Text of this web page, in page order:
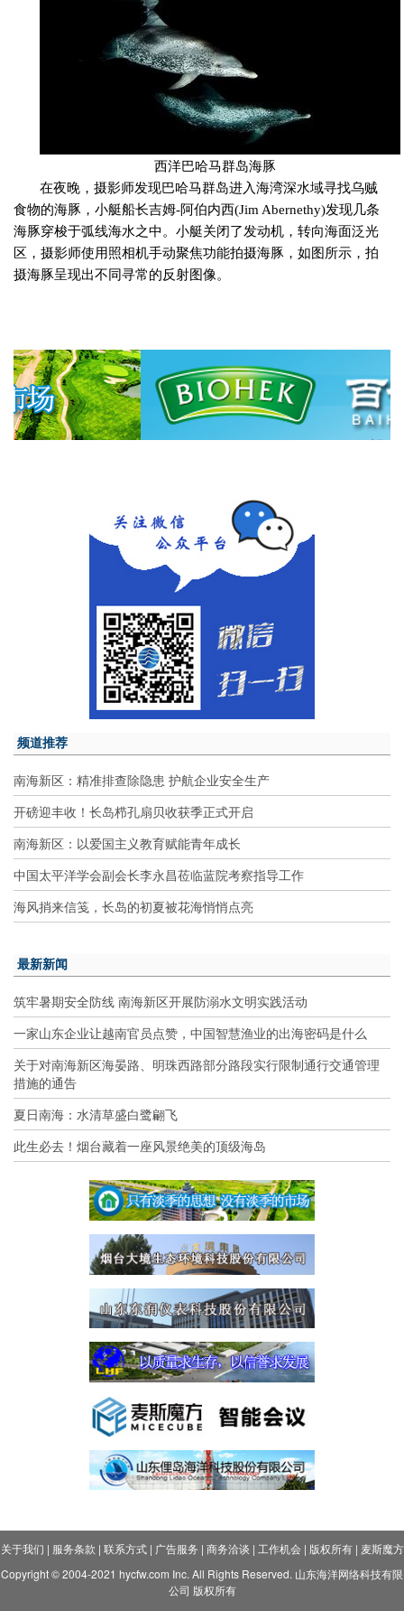
西洋巴哈马群岛海豚
在夜晚，摄影师发现巴哈马群岛进入海湾深水域寻找乌贼
食物的海豚，小艇船长吉姆-阿伯内西(Jim Abernethy)发现几条
海豚穿梭于弧线海水之中。小艇关闭了发动机，转向海面泛光
区，摄影师使用照相机手动聚焦功能拍摄海豚，如图所示，拍
摄海豚呈现出不同寻常的反射图像。
频道推荐
南海新区：精准排查除隐患 护航企业安全生产
开磅迎丰收！长岛栉孔扇贝收获季正式开启
南海新区：以爱国主义教育赋能青年成长
中国太平洋学会副会长李永昌莅临蓝院考察指导工作
海风捎来信笺，长岛的初夏被花海悄悄点亮
最新新闻
筑牢暑期安全防线 南海新区开展防溺水文明实践活动
一家山东企业让越南官员点赞，中国智慧渔业的出海密码是什么
关于对南海新区海晏路、明珠西路部分路段实行限制通行交通管理
措施的通告
夏日南海：水清草盛白鹭翩飞
此生必去！烟台藏着一座风景绝美的顶级海岛
关于我们 | 服务条款 | 联系方式| 广告服务 | 商务洽谈 | 工作机会| 版权所有| 麦斯魔方
Copyright © 2004-2021 hycfw.com Inc. All Rights Reserved. 山东海洋网络科技有限
公司 版权所有